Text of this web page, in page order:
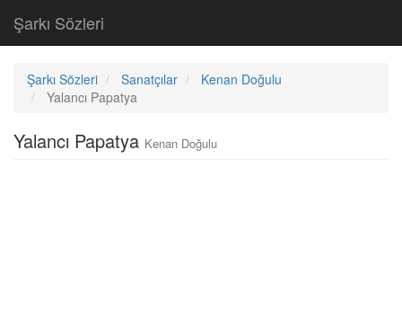
Şarkı Sözleri
Şarkı Sözleri Sanatçılar
Kenan Doğulu
Yalancı Papatya
Yalancı Papatya Kenan Doğulu